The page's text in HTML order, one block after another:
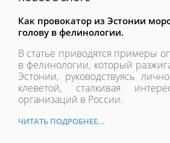
Как провокатор из Эстонии
голову в фелинологии.
В статье приводятся примеры
в фелинологии, который
Эстонии, руководствуясь
клеветой, сталкивая
организаций в России.
ЧИТАТЬ ПОДРОБНЕЕ...